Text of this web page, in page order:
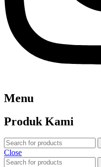
Menu
Produk Kami
Close